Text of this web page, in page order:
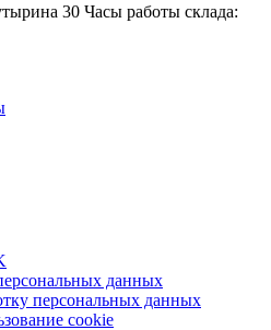
30 Часы работы склада:
данных
персональных данных
cookie